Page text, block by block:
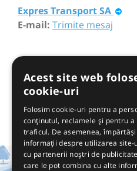
Expres Transport SA
E-mail: Trimite mesaj
Acest site web
cookie-uri
Folosim cookie-uri pentru a
conținutul, reclamele și pentru a
traficul. De asemenea,
informații despre utilizarea site-
cu partenerii noștri de
care le pot combina cu alte